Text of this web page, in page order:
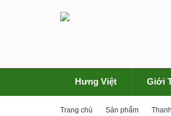
Hưng Việt Giới
Trang chủ Sản phẩm